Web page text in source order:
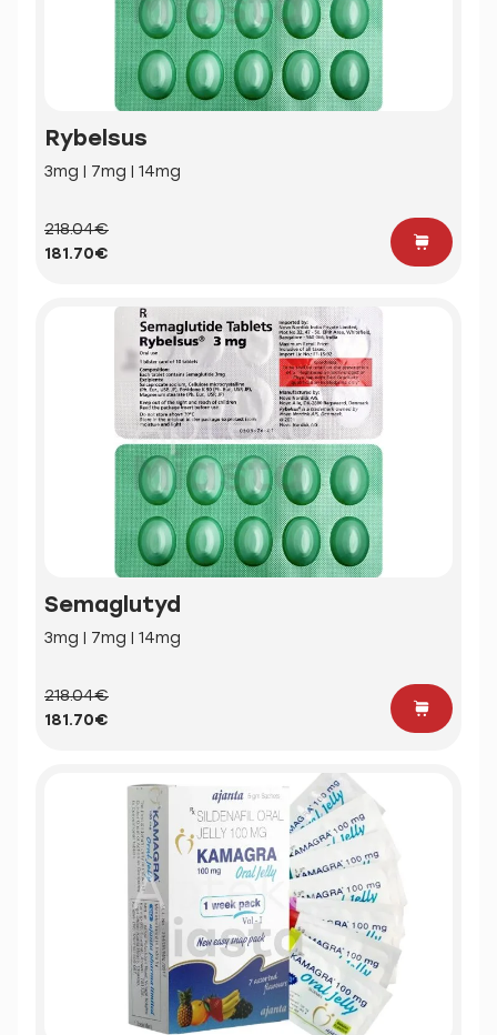
Rybelsus
3mg | 7mg | 14mg
218.04€
181.70€
Semaglutyd
3mg | 7mg | 14mg
218.04€
181.70€